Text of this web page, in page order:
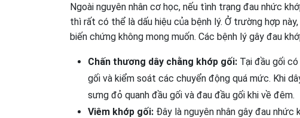
Ngoài nguyên nhân cơ học, nếu tình trạng đau nhức
thì rất có thể là dấu hiệu của bệnh lý. Ở trường hợp
biến chứng không mong muốn. Các bệnh lý gây đau
Chấn thương dây chằng khớp gối: Tại đầu gối
gối và kiểm soát các chuyển động quá mức. Khi
sưng đỏ quanh đầu gối và đau đầu gối khi về đêm.
Viêm khớp gối: Đây là nguyên nhân gây đau nhức